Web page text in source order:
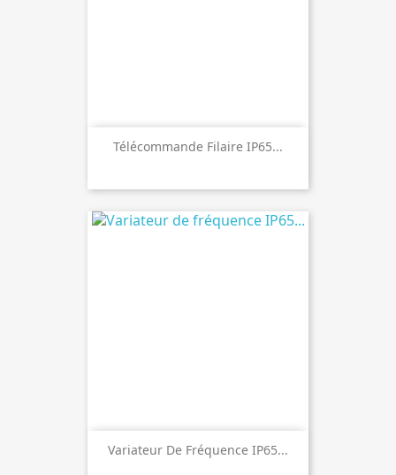
Télécommande Filaire IP65...
Variateur De Fréquence IP65...